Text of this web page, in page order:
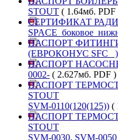
STOUT ( 1.64мб. PDF
СЕРТИФИКАТ
ПАСПОРТ
(ЕВРОКОНУС SFC_ )
ПАСПОРТ
0002- ( 2.627мб. PDF )
ПАСПОРТ
STOUT
SVM-0110(120(125)) (
ПАСПОРТ
STOUT
SVM-0030, SVM-